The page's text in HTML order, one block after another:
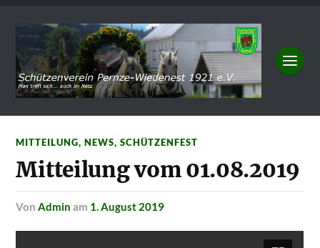
MITTEILUNG,NEWS,SCHÜTZENFEST
Mitteilung vom 01.08.2019
vonAdmin am 1. August 2019